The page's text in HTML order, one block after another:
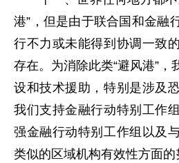
港”，但是由于联合国和金融
行不力或未能得到协调一致
存在。为消除此类“避风港”，
设和技术援助，特别是涉及
我们支持金融行动特别工作
强金融行动特别工作组以及
类似的区域机构有效性方面的